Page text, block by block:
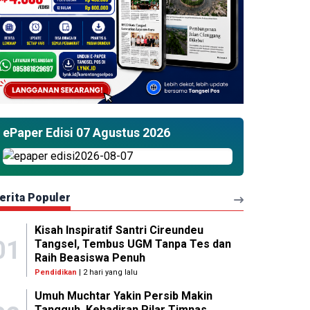
ePaper Edisi 07 Agustus 2026
Populer
Kisah Inspiratif Santri Cireundeu
Tangsel, Tembus UGM Tanpa Tes dan
Raih Beasiswa Penuh
Pendidikan | 2 hari yang lalu
Umuh Muchtar Yakin Persib Makin